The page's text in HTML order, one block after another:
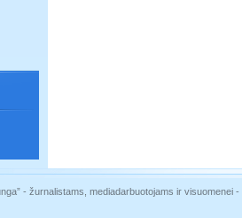
- žurnalistams, mediadarbuotojams ir visuomenei